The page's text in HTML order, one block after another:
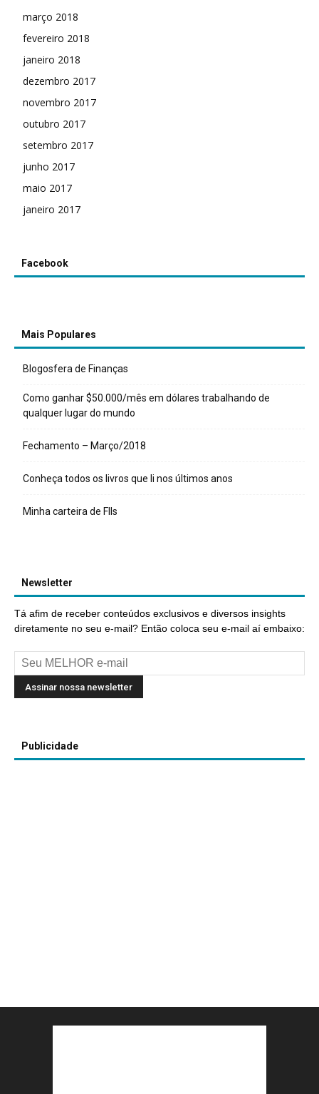
março 2018
fevereiro 2018
janeiro 2018
dezembro 2017
novembro 2017
outubro 2017
setembro 2017
junho 2017
maio 2017
janeiro 2017
Facebook
Mais Populares
Blogosfera de Finanças
Como ganhar $50.000/mês em dólares trabalhando de
qualquer lugar do mundo
Fechamento – Março/2018
Conheça todos os livros que li nos últimos anos
Minha carteira de FIIs
Newsletter
Tá afim de receber conteúdos exclusivos e diversos insights
diretamente no seu e-mail? Então coloca seu e-mail aí embaixo:
Publicidade